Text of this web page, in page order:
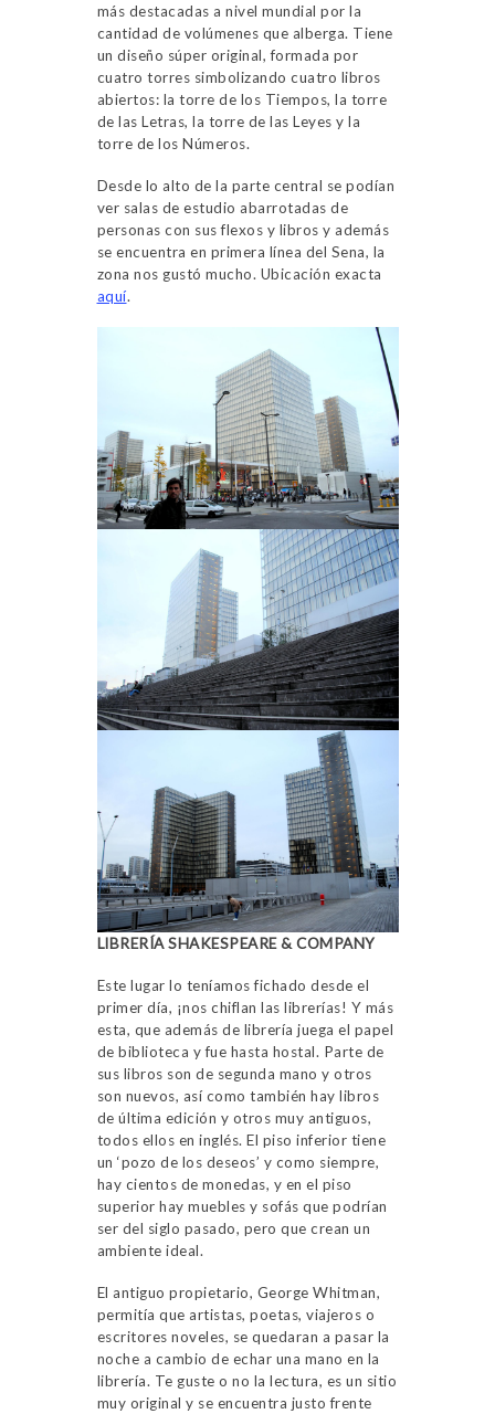
más destacadas a nivel mundial por la
cantidad de volúmenes que alberga. Tiene
un diseño súper original, formada por
cuatro torres simbolizando cuatro libros
abiertos: la torre de los Tiempos, la torre
de las Letras, la torre de las Leyes y la
torre de los Números.
Desde lo alto de la parte central se podían
ver salas de estudio abarrotadas de
personas con sus flexos y libros y además
se encuentra en primera línea del Sena, la
zona nos gustó mucho. Ubicación exacta
aquí.
LIBRERÍA SHAKESPEARE & COMPANY
Este lugar lo teníamos fichado desde el
primer día, ¡nos chiflan las librerías! Y más
esta, que además de librería juega el papel
de biblioteca y fue hasta hostal. Parte de
sus libros son de segunda mano y otros
son nuevos, así como también hay libros
de última edición y otros muy antiguos,
todos ellos en inglés. El piso inferior tiene
un ‘pozo de los deseos’ y como siempre,
hay cientos de monedas, y en el piso
superior hay muebles y sofás que podrían
ser del siglo pasado, pero que crean un
ambiente ideal.
El antiguo propietario, George Whitman,
permitía que artistas, poetas, viajeros o
escritores noveles, se quedaran a pasar la
noche a cambio de echar una mano en la
librería. Te guste o no la lectura, es un sitio
muy original y se encuentra justo frente